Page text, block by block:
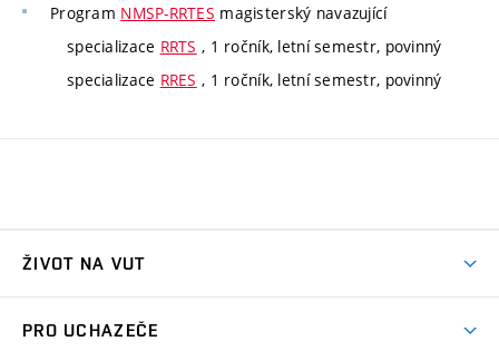
Program NMSP-RRTES magisterský navazující
specializace RRTS , 1 ročník, letní semestr, povinný
specializace RRES , 1 ročník, letní semestr, povinný
ŽIVOT NA VUT
PRO UCHAZEČE